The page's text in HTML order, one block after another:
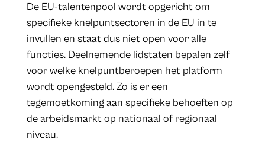
De EU-talentenpool wordt opgericht om
specifieke knelpuntsectoren in de EU in te
invullen en staat dus niet open voor alle
functies. Deelnemende lidstaten bepalen zelf
voor welke knelpuntberoepen het platform
wordt opengesteld. Zo is er een
tegemoetkoming aan specifieke behoeften op
de arbeidsmarkt op nationaal of regionaal
niveau.